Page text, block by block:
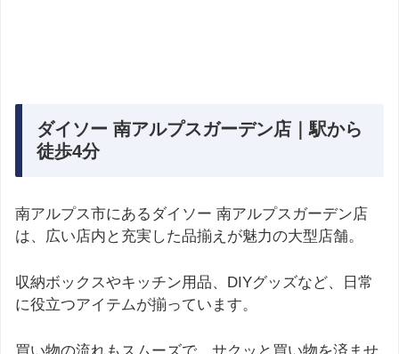
ダイソー 南アルプスガーデン店｜駅から
徒歩4分
南アルプス市にあるダイソー 南アルプスガーデン店
は、広い店内と充実した品揃えが魅力の大型店舗。
収納ボックスやキッチン用品、DIYグッズなど、日常
に役立つアイテムが揃っています。